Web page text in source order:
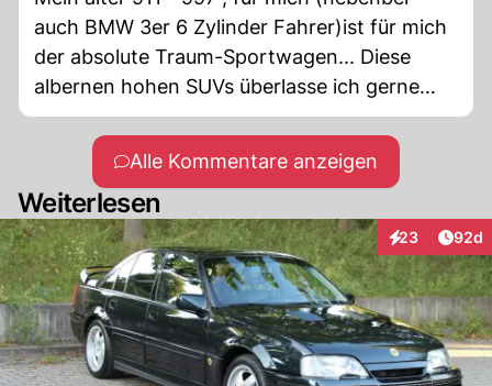
auch BMW 3er 6 Zylinder Fahrer)ist für mich
der absolute Traum-Sportwagen... Diese
albernen hohen SUVs überlasse ich gerne
den anderen Spinnern/ Spinnerinnen mit
Geltungsbedürfniss...
Alle Kommentare anzeigen
Weiterlesen
23
Interaktionen
92d